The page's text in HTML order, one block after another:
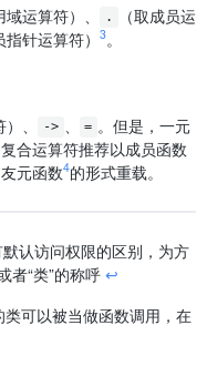
域运算符）、 .
（取成员运
指针运算符） 3。
、 -> = 。但是，一元
合运算符推荐以成员函数
元函数4的形式重载。
默认访问权限的区别，为方
者“类”的称呼 ↩
类可以被当做函数调用，在